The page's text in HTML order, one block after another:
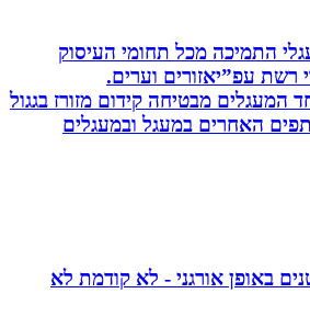
התמיכה מכל תחומי העיסוק
עפ”יאזורים וערים.
מבטיחה קידום מזורז בגגול
האחרים במעגל ובמעגלים
באופן אורגני - לא קודמת לא